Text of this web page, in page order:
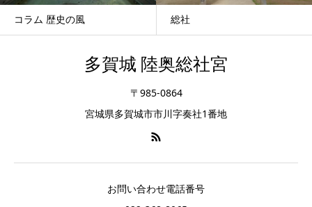
コラム 歴史の風 総社
多賀城 陸奥総社宮
〒985-0864
宮城県多賀城市市川字奏社1番地
お問い合わせ電話番号